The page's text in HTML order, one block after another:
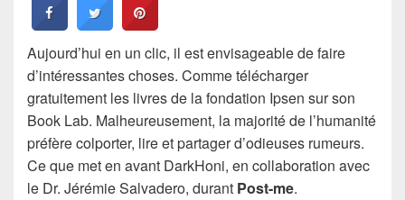
Aujourd’hui en un clic, il est envisageable de faire
d’intéressantes choses. Comme télécharger
gratuitement les livres de la fondation Ipsen sur son
Book Lab. Malheureusement, la majorité de l’humanité
préfère colporter, lire et partager d’odieuses rumeurs.
Ce que met en avant DarkHoni, en collaboration avec
le Dr. Jérémie Salvadero, durant Post-me.